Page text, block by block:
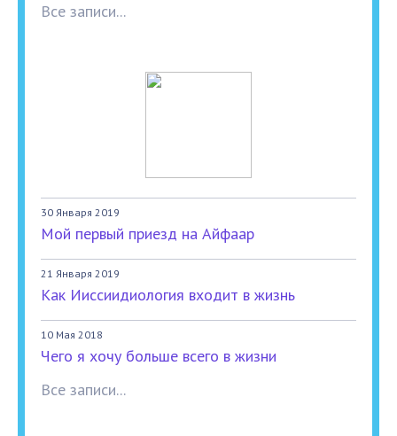
Все записи...
30 Января 2019
Мой первый приезд на Айфаар
21 Января 2019
Как Ииссиидиология входит в жизнь
10 Мая 2018
Чего я хочу больше всего в жизни
Все записи...